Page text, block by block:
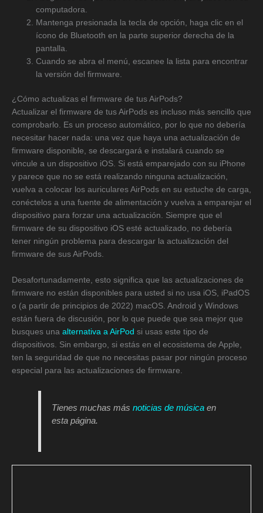
computadora.
Mantenga presionada la tecla de opción, haga clic en el
ícono de Bluetooth en la parte superior derecha de la
pantalla.
Cuando se abra el menú, escanee la lista para encontrar
la versión del firmware.
¿Cómo actualizas el firmware de tus AirPods?
Actualizar el firmware de tus AirPods es incluso más sencillo que
comprobarlo. Es un proceso automático, por lo que no debería
necesitar hacer nada: una vez que haya una actualización de
firmware disponible, se descargará e instalará cuando se
vincule a un dispositivo iOS. Si está emparejado con su iPhone
y parece que no se está realizando ninguna actualización,
vuelva a colocar los auriculares AirPods en su estuche de carga,
conéctelos a una fuente de alimentación y vuelva a emparejar el
dispositivo para forzar una actualización. Siempre que el
firmware de su dispositivo iOS esté actualizado, no debería
tener ningún problema para descargar la actualización del
firmware de sus AirPods.
Desafortunadamente, esto significa que las actualizaciones de
firmware no están disponibles para usted si no usa iOS, iPadOS
o (a partir de principios de 2022) macOS. Android y Windows
están fuera de discusión, por lo que puede que sea mejor que
busques una alternativa a AirPod si usas este tipo de
dispositivos. Sin embargo, si estás en el ecosistema de Apple,
ten la seguridad de que no necesitas pasar por ningún proceso
especial para las actualizaciones de firmware.
Tienes muchas másnoticias de música en
esta página.